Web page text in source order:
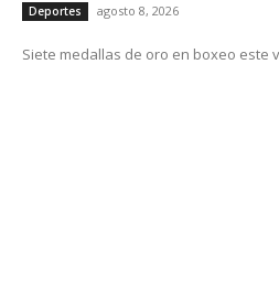
Deportes agosto 8, 2026
Siete medallas de oro en boxeo este